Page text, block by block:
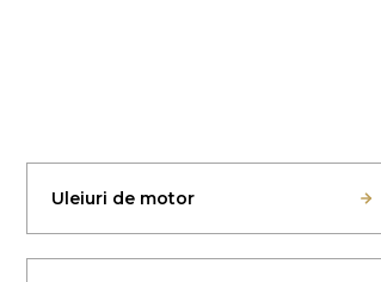
Uleiuri de motor